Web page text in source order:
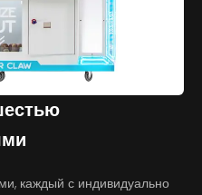
каждый с индивидуально